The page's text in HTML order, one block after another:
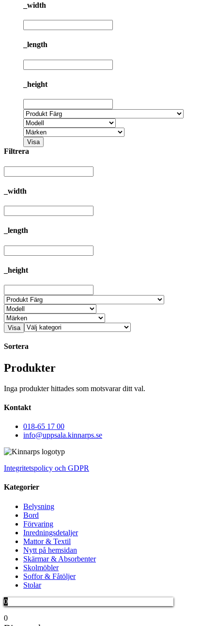
_width
_length
_height
Visa
Filtrera
_width
_length
_height
Visa
Sortera
Produkter
Inga produkter hittades som motsvarar ditt val.
Kontakt
018-65 17 00
info@uppsala.kinnarps.se
Integritetspolicy och GDPR
Kategorier
Belysning
Bord
Förvaring
Inredningsdetaljer
Mattor & Textil
Nytt på hemsidan
Skärmar & Absorbenter
Skolmöbler
Soffor & Fåtöljer
Stolar
0
0